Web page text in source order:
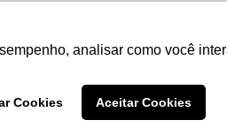
analisar como você
Cookies Aceitar Cookies
Blog FAQ